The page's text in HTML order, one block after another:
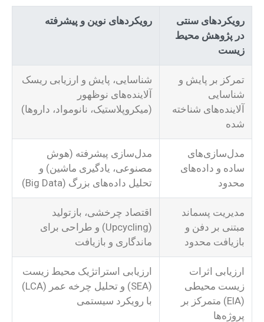
رویکردهای سنتی
در پژوهش محیط
زیست
رویکردهای نوین و پیشرفته
تمرکز بر پایش و
شناسایی
آلاینده‌های شناخته
شده
شناسایی، پایش و ارزیابی ریسک
آلاینده‌های نوظهور
(میکروپلاستیک، نانومواد، داروها)
مدل‌سازی‌های
ساده و داده‌های
محدود
مدل‌سازی پیشرفته (هوش
مصنوعی، یادگیری ماشین) و
تحلیل داده‌های بزرگ (Big Data)
مدیریت پسماند
مبتنی بر دفن و
بازیافت محدود
اقتصاد چرخشی، بازتولید
(Upcycling) و طراحی برای
ماندگاری و بازیافت
ارزیابی اثرات
زیست محیطی
(EIA) متمرکز بر
پروژه‌ها
ارزیابی استراتژیک محیط زیست
(SEA) و تحلیل چرخه عمر (LCA)
با رویکرد سیستمی